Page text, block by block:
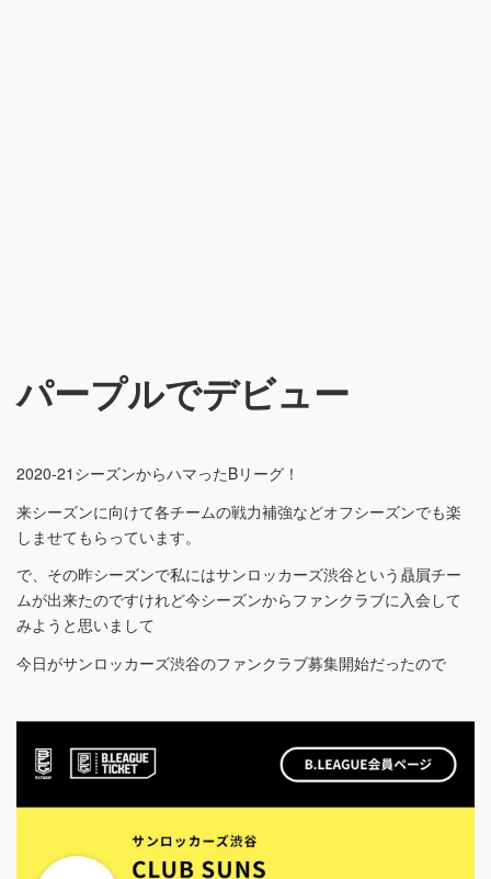
パープルでデビュー
2020-21シーズンからハマったBリーグ！
来シーズンに向けて各チームの戦力補強などオフシーズンでも楽
しませてもらっています。
で、その昨シーズンで私にはサンロッカーズ渋谷という贔屓チー
ムが出来たのですけれど今シーズンからファンクラブに入会して
みようと思いまして
今日がサンロッカーズ渋谷のファンクラブ募集開始だったので